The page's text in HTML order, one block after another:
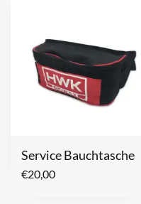
Service Bauchtasche
€20,00